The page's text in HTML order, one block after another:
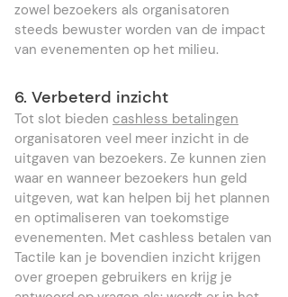
zowel bezoekers als organisatoren
steeds bewuster worden van de impact
van evenementen op het milieu.
6. Verbeterd inzicht
Tot slot bieden cashless betalingen
organisatoren veel meer inzicht in de
uitgaven van bezoekers. Ze kunnen zien
waar en wanneer bezoekers hun geld
uitgeven, wat kan helpen bij het plannen
en optimaliseren van toekomstige
evenementen. Met cashless betalen van
Tactile kan je bovendien inzicht krijgen
over groepen gebruikers en krijg je